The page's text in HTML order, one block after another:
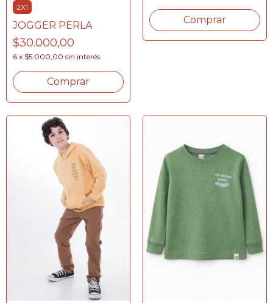
2X1
JOGGER PERLA
$30.000,00
6 x $5.000,00 sin interés
Comprar
Comprar